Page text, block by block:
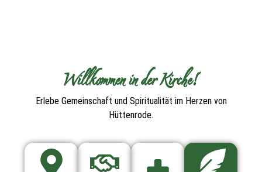
Willkommen in der Kirche!
Erlebe Gemeinschaft und Spiritualität im Herzen von
Hüttenrode.